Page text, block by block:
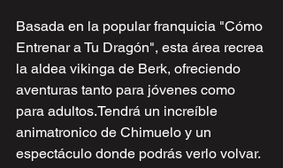
Basada en la popular franquicia "Cómo
Entrenar a Tu Dragón", esta área recrea
la aldea vikinga de Berk, ofreciendo
aventuras tanto para jóvenes como
para adultos.Tendrá un increíble
animatronico de Chimuelo y un
espectáculo donde podrás verlo volvar.